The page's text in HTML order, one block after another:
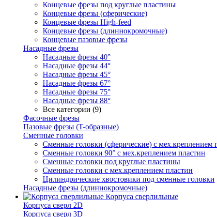
Концевые фрезы под круглые пластины
Концевые фрезы (сферические)
Концевые фрезы High-feed
Концевые фрезы (длиннокромочные)
Концевые пазовые фрезы
Насадные фрезы
Насадные фрезы 40°
Насадные фрезы 44°
Насадные фрезы 45°
Насадные фрезы 67°
Насадные фрезы 75°
Насадные фрезы 88°
Все категории (9)
Фасочные фрезы
Пазовые фрезы (T-образные)
Сменные головки
Сменные головки (сферические) с мех.креплением
Сменные головки 90° с мех.креплением пластин
Сменные головки под круглые пластины
Сменные головки с мех.креплением пластин
Цилиндрические хвостовики под сменные головки
Насадные фрезы (длиннокромочные)
Корпуса сверлильные
Корпуса сверл 2D
Корпуса сверл 3D